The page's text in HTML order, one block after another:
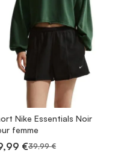
Nike Essentials Noir
femme
€39,99 €